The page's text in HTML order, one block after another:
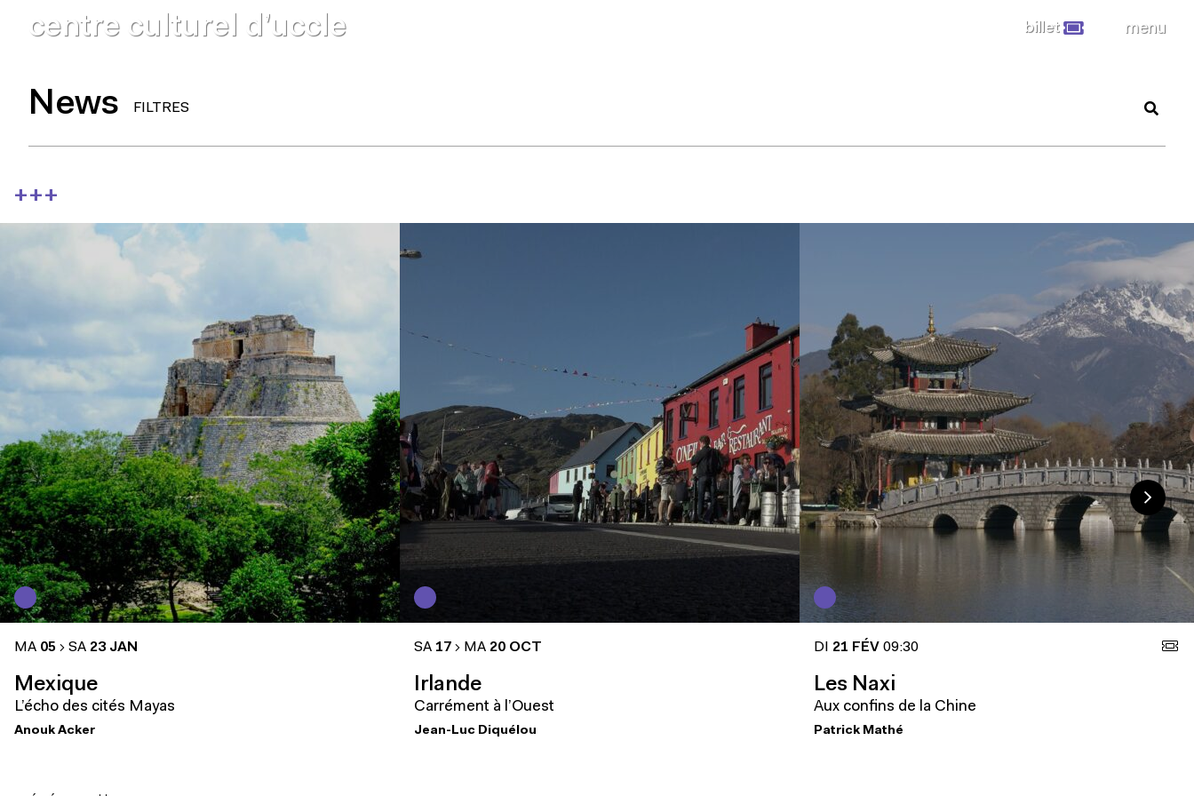
centre culturel d’uccle billet menu
News FILTRES
+++
MA 05 SA 23 JAN
Mexique
L’écho des cités Mayas
Anouk Acker
SA 17 MA 20 OCT
Irlande
Carrément à l’Ouest
Jean-Luc Diquélou
DI 21 FÉV 09:30
Les Naxi
Aux confins de la Chine
Patrick Mathé